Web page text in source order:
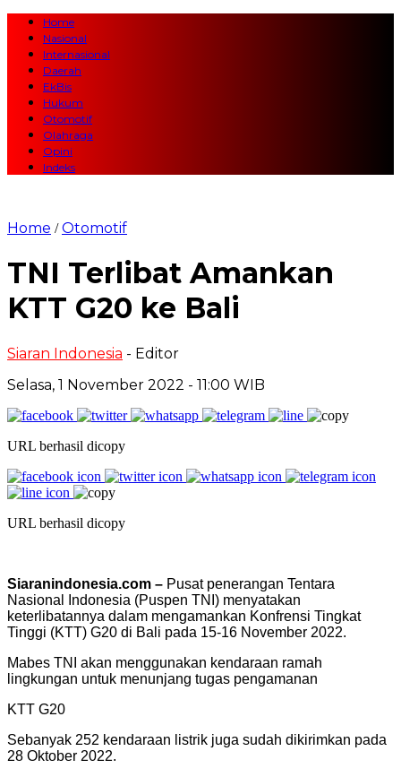
Home
Nasional
Internasional
Daerah
EkBis
Hukum
Otomotif
Olahraga
Opini
Indeks
Home /Otomotif
TNI Terlibat Amankan
KTT G20 ke Bali
Siaran Indonesia - Editor
Selasa, 1 November 2022 - 11:00 WIB
URL berhasil dicopy
URL berhasil dicopy
Siaranindonesia.com – Pusat penerangan Tentara
Nasional Indonesia (Puspen TNI) menyatakan
keterlibatannya dalam mengamankan Konfrensi Tingkat
Tinggi (KTT) G20 di Bali pada 15-16 November 2022.
Mabes TNI akan menggunakan kendaraan ramah
lingkungan untuk menunjang tugas pengamanan
KTT G20
Sebanyak 252 kendaraan listrik juga sudah dikirimkan pada
28 Oktober 2022.